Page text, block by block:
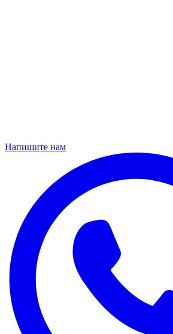
Напишите нам